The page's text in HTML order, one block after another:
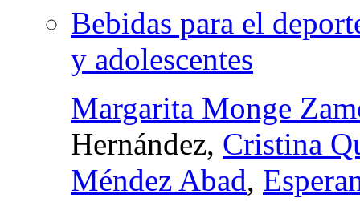
Bebidas para el
y adolescentes
Margarita Monge
Hernández, Cristina
Méndez Abad,